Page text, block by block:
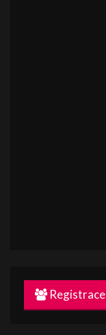
Registrace